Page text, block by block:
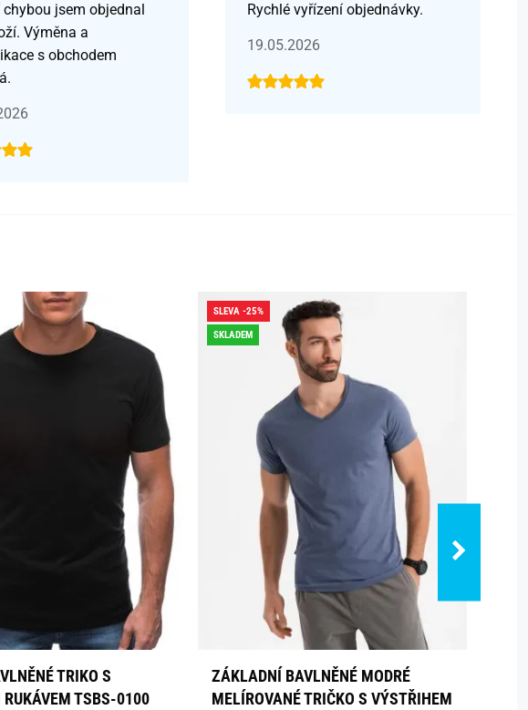
jsem objednal
Výměna a
s obchodem
Rychlé vyřízení objednávky.
19.05.2026
TRIKO S
RUKÁVEM TSBS-0100
SLEVA -25%
SKLADEM
ZÁKLADNÍ BAVLNĚNÉ MODRÉ
MELÍROVANÉ TRIČKO S VÝSTŘIHEM